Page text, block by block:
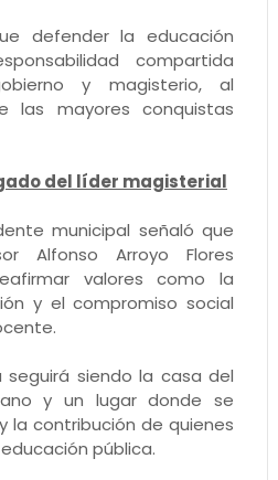
defender la educación
compartida
y magisterio, al
las mayores conquistas
del líder magisterial
municipal señaló que
Alfonso Arroyo Flores
valores como la
y el compromiso social
seguirá siendo la casa del
y un lugar donde se
la contribución de quienes
pública.